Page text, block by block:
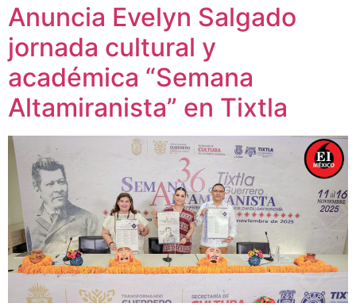
Anuncia Evelyn Salgado
jornada cultural y
académica “Semana
Altamiranista” en Tixtla